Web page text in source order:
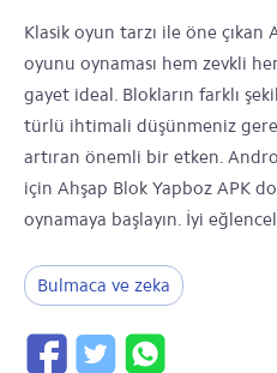
Klasik oyun tarzı ile öne çıkan
oyunu oynaması hem zevkli
gayet ideal. Blokların farklı
türlü ihtimali düşünmeniz
artıran önemli bir etken.
için Ahşap Blok Yapboz APK
oynamaya başlayın. İyi
Bulmaca ve zeka